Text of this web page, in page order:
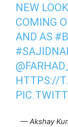
NEW
COMING
AND AS
HTTPS://
— Akshay